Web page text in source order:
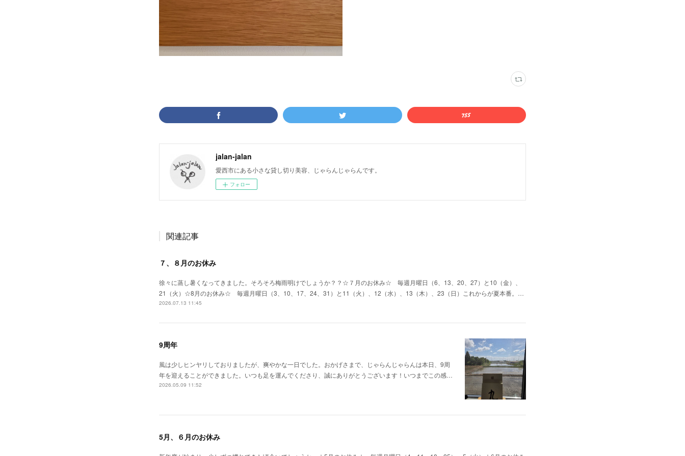
jalan-jalan
愛西市にある小さな貸し切り美容、じゃらんじゃらんです。
フォロー
関連記事
７、８月のお休み
徐々に蒸し暑くなってきました。そろそろ梅雨明けでしょうか？？☆７月のお休み☆ 毎週月曜日（6、13、20、27）と10（金）、
21（火）☆8月のお休み☆ 毎週月曜日（3、10、17、24、31）と11（火）、12（水）、13（木）、23（日）これからが夏本番。…
2026.07.13 11:45
9周年
風は少しヒンヤリしておりましたが、爽やかな一日でした。おかげさまで、じゃらんじゃらんは本日、9周
年を迎えることができました。いつも足を運んでくださり、誠にありがとうございます！いつまでこの感…
2026.05.09 11:52
5月、６月のお休み